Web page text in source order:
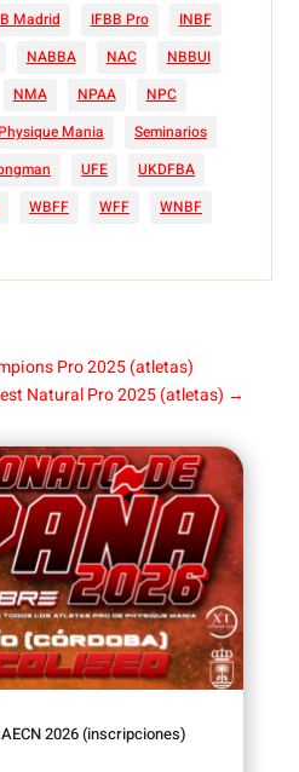
Madrid IFBB Pro
INBF
NABBA NAC
NBBUI
NMA NPAA
NPC
Physique Mania
Seminarios
UFE
UKDFBA
WBFF WFF WNBF
Pro 2025 (atletas)
Natural Pro 2025 (atletas) →
2026 (inscripciones)